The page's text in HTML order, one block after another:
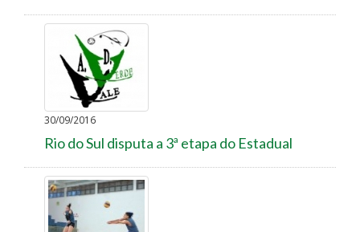
30/09/2016
Rio do Sul disputa a 3ª etapa do Estadual